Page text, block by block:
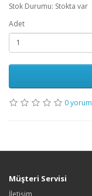
Stok Durumu: Stokta var
Adet
0 yorum
Müşteri Servisi
İletişim